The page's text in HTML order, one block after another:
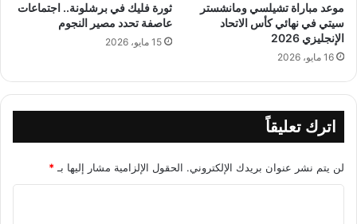
موعد مباراة تشيلسي ومانشستر
سيتي في نهائي كأس الاتحاد
الإنجليزي 2026
16 مايو، 2026
ثورة فليك في برشلونة.. اجتماعات
عاصفة تحدد مصير النجوم
15 مايو، 2026
اترك تعليقاً
لن يتم نشر عنوان بريدك الإلكتروني. الحقول الإلزامية مشار إليها بـ *